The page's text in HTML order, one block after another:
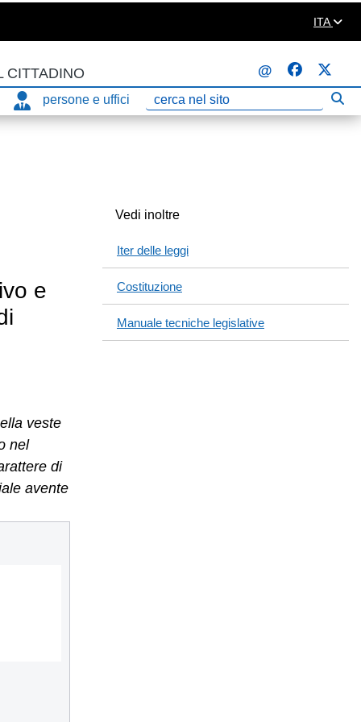
ITA
CITTADINO
@
persone e uffici
Ricerca
e
veste
nel
di
avente
Vedi inoltre
Iter delle leggi
Costituzione
Manuale tecniche legislative